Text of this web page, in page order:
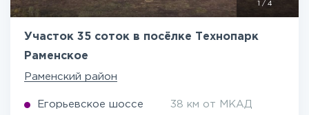
/ 4
Участок 35 соток в посёлке Технопарк
Раменское
Раменский район
Егорьевское шоссе 38 км от МКАД